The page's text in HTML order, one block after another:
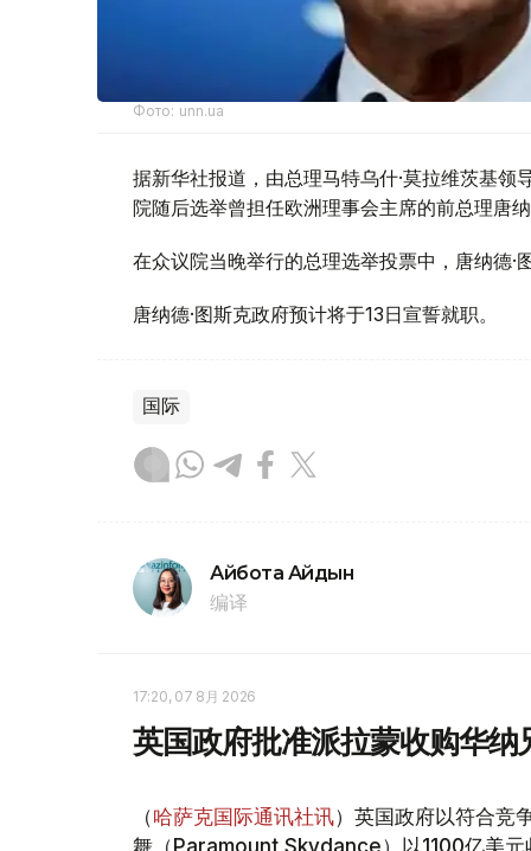
Фото: unn.ua
据新华社报道，由总理马特乌什·莫拉维茨基
院随后选举曾担任欧洲理事会主席的前总理唐
在众议院当晚举行的总理选举投票中，唐纳德
唐纳德·图斯克政府预计将于13日宣誓就职。
国际
Айбота Айдын
编译
17:20, 07 8月 2026
英国政府批准派拉蒙收购华纳
（哈萨克国际通讯社讯）英国政府以符合竞
舞（Paramount Skydance）以1100亿美